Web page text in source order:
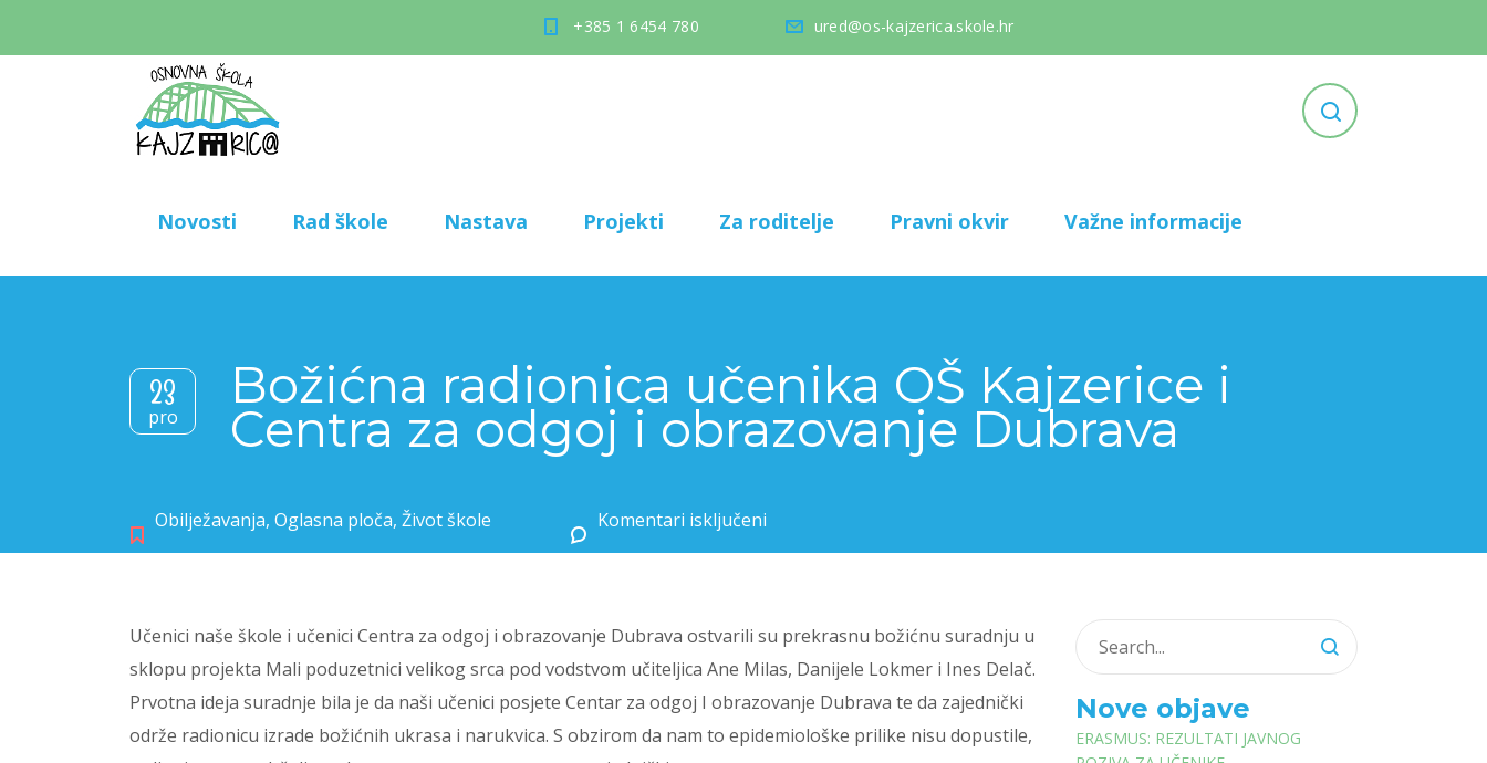
+385 1 6454 780 ured@os-kajzerica.skole.hr
Novosti Rad škole Nastava Projekti Za roditelje Pravni okvir Važne informacije
23
pro
Božićna radionica učenika OŠ Kajzerice i
Centra za odgoj i obrazovanje Dubrava
Obilježavanja, Oglasna ploča, Život škole Komentari isključeni
Učenici naše škole i učenici Centra za odgoj i obrazovanje Dubrava ostvarili su prekrasnu božićnu suradnju u
sklopu projekta Mali poduzetnici velikog srca pod vodstvom učiteljica Ane Milas, Danijele Lokmer i Ines Delač.
Prvotna ideja suradnje bila je da naši učenici posjete Centar za odgoj I obrazovanje Dubrava te da zajednički
održe radionicu izrade božićnih ukrasa i narukvica. S obzirom da nam to epidemiološke prilike nisu dopustile,
Nove objave
ERASMUS: REZULTATI JAVNOG